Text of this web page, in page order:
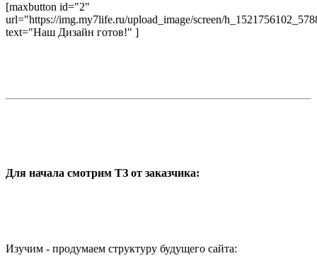
[maxbutton id="2"
url="https://img.my7life.ru/upload_image/screen/
text="Наш Дизайн готов!" ]
Для начала смотрим ТЗ от заказчика:
Изучим - продумаем структуру будущего сайта: